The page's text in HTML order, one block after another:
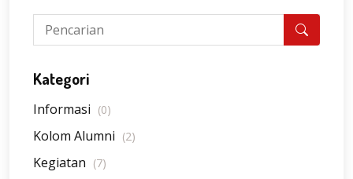
Kategori
Informasi (0)
Kolom Alumni (2)
Kegiatan (7)